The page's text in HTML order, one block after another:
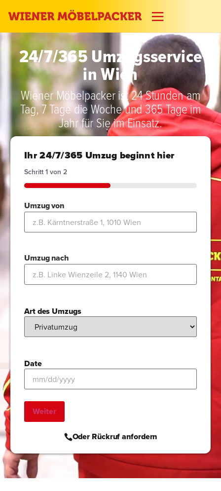
24/7/365 Umzugsservice
in Wien
Wiener Möbelpacker ist 24 Stunden am
Tag, 7 Tage die Woche und 365 Tage im
Jahr für Sie im Einsatz.
Ihr 24/7/365 Umzug beginnt hier
Schritt1 von 2
50%
Umzug von
Umzug nach
Art des Umzugs
Date
Oder Rückruf anfordern